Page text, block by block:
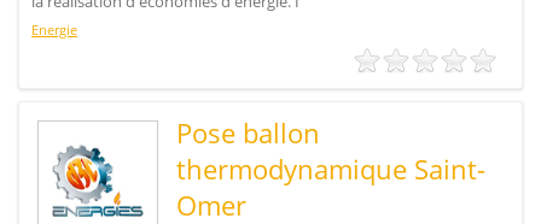
Energie
Pose ballon
thermodynamique Saint-
Omer